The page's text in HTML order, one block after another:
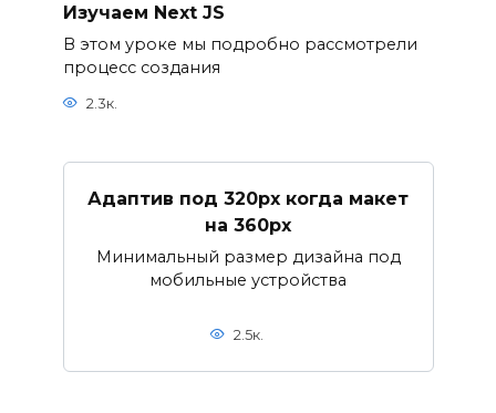
Изучаем Next JS
В этом уроке мы подробно рассмотрели
процесс создания
2.3к.
Адаптив под 320px когда макет
на 360px
Минимальный размер дизайна под
мобильные устройства
2.5к.